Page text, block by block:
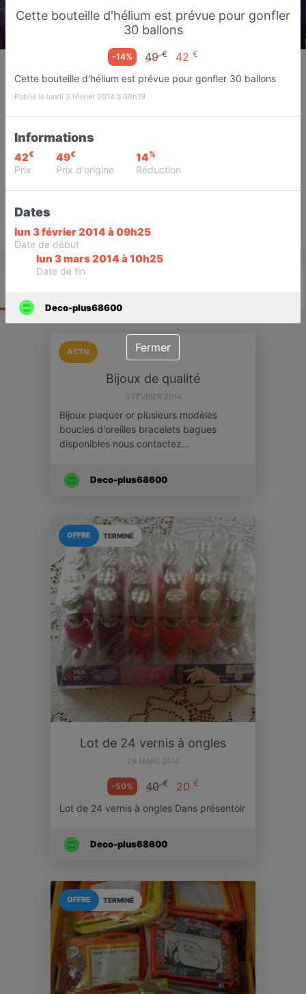
Deco-plus68600
Commerçants
Volgelsheim
Favori
ACTU
Bijoux de qualité
3 FÉVRIER 2014
Bijoux plaquer or plusieurs modèles
boucles d'oreilles bracelets bagues
disponibles nous contactez…
Deco-plus68600
TERMINÉ
OFFRE
Lot de 24 vernis à ongles
29 MARS 2014
-50% 40€ 20 €
Lot de 24 vernis à ongles Dans présentoir
Deco-plus68600
TERMINÉ
OFFRE
Cette bouteille d'hélium est prévue pour gonfler
30 ballons
-14% 49€ 42 €
Cette bouteille d'hélium est prévue pour gonfler 30 ballons
Publié le lundi 3 février 2014 à 08h19
Informations
42€
Prix
49€
Prix d'origine
14%
Réduction
Dates
lun 3 février 2014 à 09h25
Date de début
lun 3 mars 2014 à 10h25
Date de fin
Deco-plus68600
Fermer